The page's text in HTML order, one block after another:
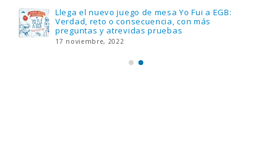
Llega el nuevo juego de mesa Yo Fui a EGB:
Verdad, reto o consecuencia, con más
preguntas y atrevidas pruebas
17 noviembre, 2022